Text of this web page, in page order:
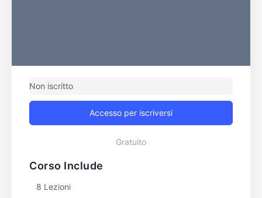
Non iscritto
Accesso per iscriversi
Gratuito
Corso Include
8 Lezioni